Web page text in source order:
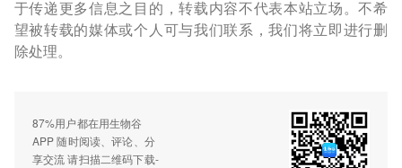
于传递更多信息之目的，转载内容不代表本站立场。不希
望被转载的媒体或个人可与我们联系，我们将立即进行删
除处理。
87%用户都在用生物谷
APP 随时阅读、评论、分
享交流 请扫描二维码下载-